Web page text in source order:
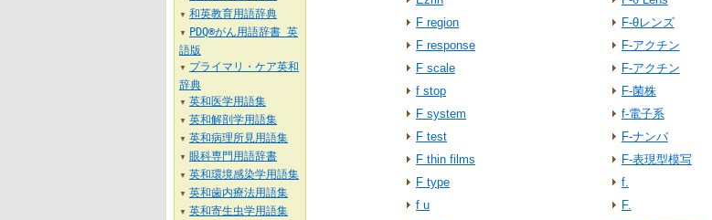
F region
F response
F scale
f stop
F system
F test
F thin films
F type
f u
F-θレンズ
F‐アクチン
F-アクチン
F-菌株
f-電子系
F-ナンバ
F-表現型模写
f.
F.
▼ 和英教育用語辞典
▼
PDQ®がん用語辞書 英
語版
▼
プライマリ・ケア英和
辞典
▼ 英和医学用語集
▼ 英和解剖学用語集
▼ 英和病理所見用語集
▼ 眼科専門用語辞書
▼ 英和環境感染学用語集
▼ 英和歯内療法用語集
▼ 英和寄生虫学用語集